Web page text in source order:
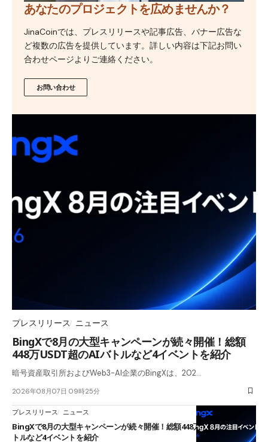
あなたのプロジェクトを広めませんか？
JinaCoinでは、プレスリリースや記事広告、バナー広告な
ど複数の広告を提供しています。詳しい内容は下記お問い
合わせページよりご連絡ください。
お問い合わせ
プレスリリース ニュース
BingXで8月の大型キャンペーンが続々開催！総額
448万USDT超のAIバトルなど4イベントを紹介
暗号資産取引所およびWeb3-AI企業のBingXは、202…
2026年08月07日 09時25分
プレスリリース ニュース
BingXで8月の大型キャンペーンが続々開催！総額448万USDT超のAIバ
トルなど4イベントを紹介